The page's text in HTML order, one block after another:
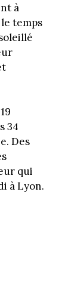
à
temps
34
Des
qui
à Lyon.